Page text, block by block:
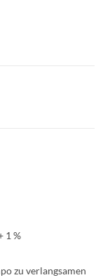
1 %
zu verlangsamen